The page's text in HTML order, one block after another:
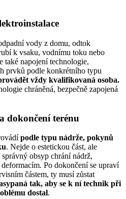
vody z domu, odtok
k vsaku, vodnímu toku nebo
také napojení technologie,
prvků podle konkrétního typu
vždy kvalifikovaná osoba.
chráněná, bezpečně zapojená
dokončení terénu
podle typu nádrže, pokynů
. Nejde o estetickou část, ale
obsyp chrání nádrž,
Po dokončení se upraví
částem, ty musí zůstat
tak, aby se k ní technik při
dostal.